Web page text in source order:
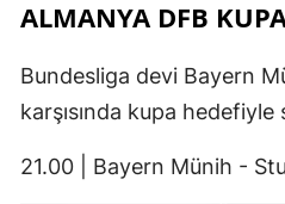
ALMANYA DFB
Bundesliga devi Bayern
karşısında kupa hedefiyle
21.00 | Bayern Münih -